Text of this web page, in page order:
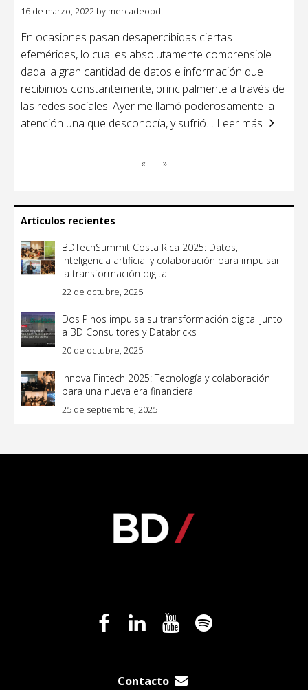
16 de marzo, 2022 by mercadeobd
En ocasiones pasan desapercibidas ciertas
efemérides, lo cual es absolutamente comprensible
dada la gran cantidad de datos e información que
recibimos constantemente, principalmente a través de
las redes sociales. Ayer me llamó poderosamente la
atención una que desconocía, y sufrió… Leer más
« »
Artículos recientes
BDTechSummit Costa Rica 2025: Datos,
inteligencia artificial y colaboración para impulsar
la transformación digital
22 de octubre, 2025
Dos Pinos impulsa su transformación digital junto
a BD Consultores y Databricks
20 de octubre, 2025
Innova Fintech 2025: Tecnología y colaboración
para una nueva era financiera
25 de septiembre, 2025
Contacto